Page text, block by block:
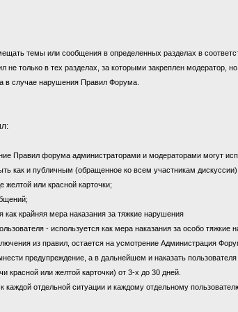
темы или сообщения в определенных разделах в
только в тех разделах, за которыми закреплен модератор, но
в случае нарушения Правил Форума.
Правил форума администраторами и модераторами могут
как и публичным (обращенное ко всем участникам
или красной карточки;
как крайняя мера наказания за тяжкие нарушения
- используется как мера наказания за особо тяжкие
из правил, остается на усмотрение Администрация
предупреждение, а в дальнейшем и наказать
красной или желтой карточки) от 3-х до 30 дней.
каждой отдельной ситуации и каждому отдельному